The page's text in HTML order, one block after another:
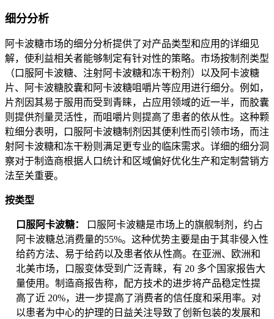
细分分析
阿卡波糖市场的细分分析提供了对产品类型和应用的详细见
解，使利益相关者能够制定有针对性的策略。市场按制剂类型
（口服阿卡波糖、注射阿卡波糖和冻干粉剂）以及阿卡波糖
片、阿卡波糖胶囊和阿卡波糖咀嚼片等应用进行细分。例如，
片剂因其易于服用而受到青睐，占应用领域的近一半，而胶囊
则提供剂量灵活性，而咀嚼片则提高了患者的依从性。这种颗
粒细分表明，口服阿卡波糖制剂因其便利性而引领市场，而注
射阿卡波糖和冻干粉则满足更专业的临床需求。详细的细分洞
察对于制造商根据人口统计和区域偏好优化生产和定制营销方
法至关重要。
按类型
口服阿卡波糖：
口服阿卡波糖是市场上的旗舰制剂，约占
阿卡波糖总消费量的55%。这种优势主要是由于其非侵入性
给药方法、易于给药以及患者依从性高。在亚洲、欧洲和
北美市场，口服变体受到广泛青睐，有 20 多个国家报告大
量使用。制造商报告称，配方技术的进步将产品稳定性提
高了近 20%，进一步提高了消费者的信任度和采用率。对
以患者为中心的护理的日益关注导致了创新包装的发展和